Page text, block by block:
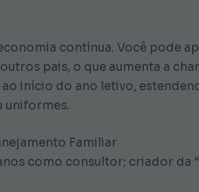
contínua. Você pode
pais, o que aumenta a
início do ano letivo,
uniformes.
Familiar
como consultor; criador